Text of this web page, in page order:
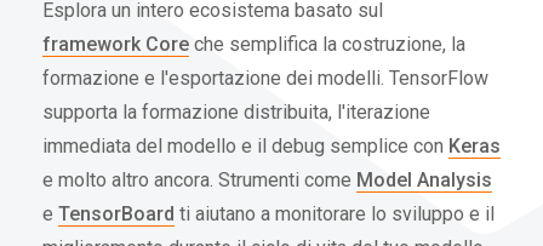
Esplora un intero ecosistema basato sul
framework Core che semplifica la costruzione, la
formazione e l'esportazione dei modelli. TensorFlow
supporta la formazione distribuita, l'iterazione
immediata del modello e il debug semplice con Keras
e molto altro ancora. Strumenti come Model Analysis
e TensorBoard ti aiutano a monitorare lo sviluppo e il